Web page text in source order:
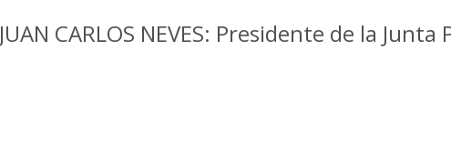
JUAN CARLOS NEVES: Presidente de la